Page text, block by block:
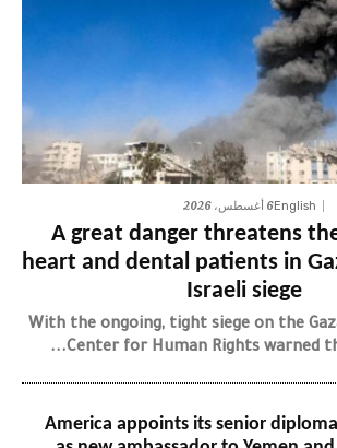
English6 أغسطس، 2026
A great danger threatens
heart and dental patients in
Israeli siege
With the ongoing, tight siege on the
Center for Human Rights warned
America appoints its senior